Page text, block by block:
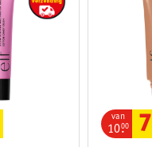
van
10.
00 7